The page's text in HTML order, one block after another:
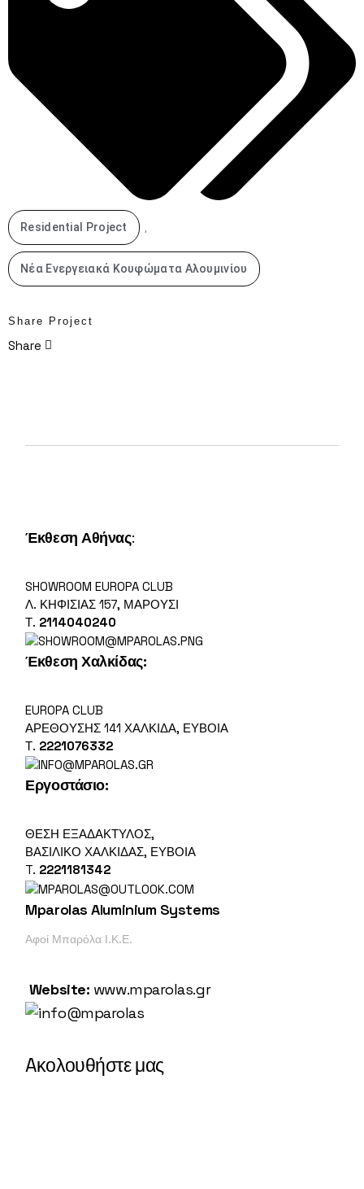
Residential Project ,
Νέα Ενεργειακά Κουφώματα Αλουμινίου
Share Project
Share
Έκθεση Αθήνας:
SHOWROOM EUROPA CLUB
Λ. ΚΗΦΙΣΊΑΣ 157, ΜΑΡΟΎΣΙ
Τ. 2114040240
Έκθεση Χαλκίδας:
EUROPA CLUB
ΑΡΕΘΟΎΣΗΣ 141 ΧΑΛΚΊΔΑ, ΕΎΒΟΙΑ
Τ. 2221076332
Εργοστάσιο:
ΘΕΣΗ ΕΞΑΔΑΚΤΥΛΟΣ,
ΒΑΣΙΛΙΚΌ ΧΑΛΚΙΔΑΣ, ΕΎΒΟΙΑ
T. 2221181342
Mparolas Aluminium Systems
Αφοί Μπαρόλα Ι.Κ.Ε.
Website: www.mparolas.gr
Aκολουθήστε μας